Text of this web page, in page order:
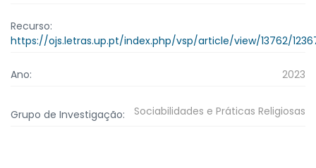
Recurso:
https://ojs.letras.up.pt/index.php/vsp/article/view/13762/
Ano: 2023
Grupo de Investigação: Sociabilidades e Práticas Religiosas